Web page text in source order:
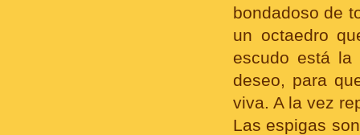
bondadoso de
un octaedro
escudo está
deseo, para
viva. A la vez
Las espigas